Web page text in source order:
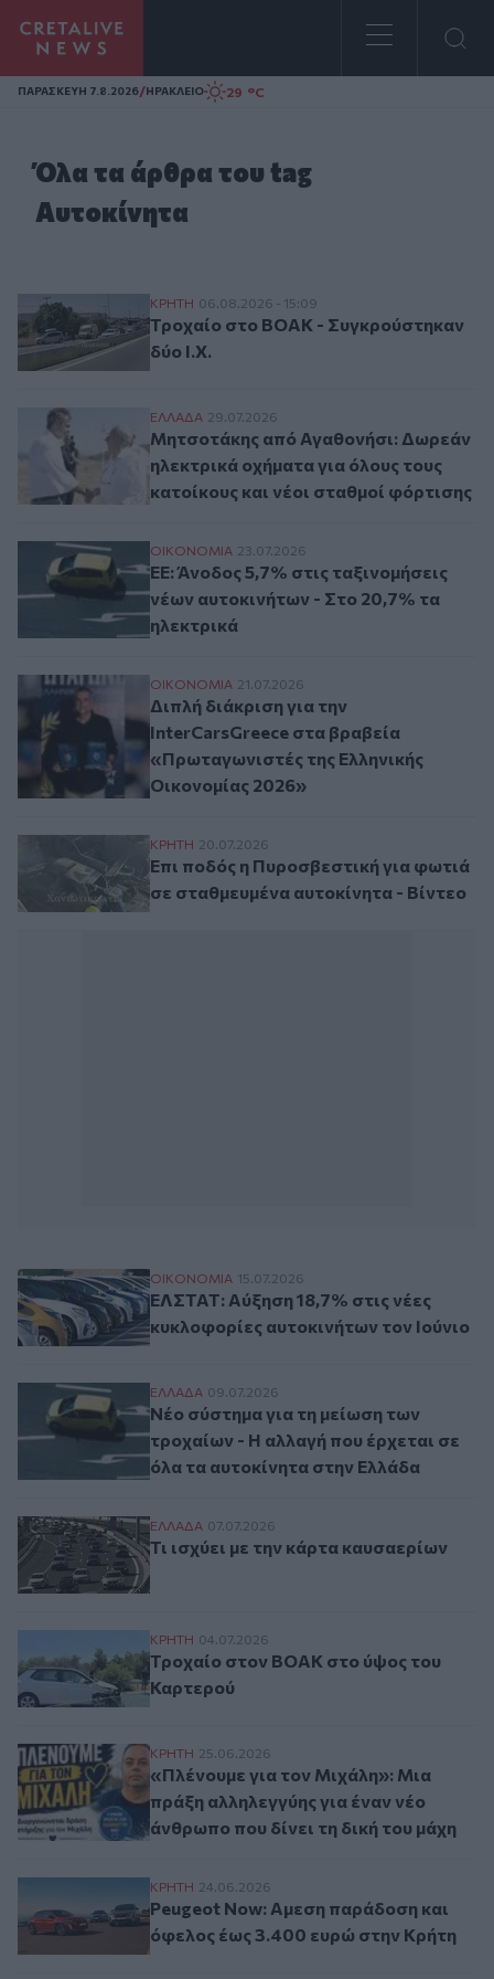
Homepage
ΠΑΡΑΣΚΕΥΗ 7.8.2026/ΗΡΑΚΛΕΙΟ 29 °C
Όλα τα άρθρα του tag
Αυτοκίνητα
Τροχαίο στο ΒΟΑΚ - Συγκρούστηκαν δύο
ΚΡΗΤΗ 06.08.2026 - 15:09
Τροχαίο στο ΒΟΑΚ - Συγκρούστηκαν
δύο Ι.Χ.
Μητσοτάκης από Αγαθονήσι: Δωρεάν
ΕΛΛAΔΑ 29.07.2026
Μητσοτάκης από Αγαθονήσι: Δωρεάν
ηλεκτρικά οχήματα για όλους τους
κατοίκους και νέοι σταθμοί φόρτισης
ΕΕ: Άνοδος 5,7% στις ταξινομήσεις νέων
ΟΙΚΟΝΟΜΙΑ 23.07.2026
ΕΕ: Άνοδος 5,7% στις ταξινομήσεις
νέων αυτοκινήτων - Στο 20,7% τα
ηλεκτρικά
Διπλή διάκριση για την InterCarsGreece
ΟΙΚΟΝΟΜΙΑ 21.07.2026
Διπλή διάκριση για την
InterCarsGreece στα βραβεία
«Πρωταγωνιστές της Ελληνικής
Οικονομίας 2026»
Επι ποδός η Πυροσβεστική για φωτιά σε
ΚΡΗΤΗ 20.07.2026
Επι ποδός η Πυροσβεστική για φωτιά
σε σταθμευμένα αυτοκίνητα - Βίντεο
ΕΛΣΤΑΤ: Αύξηση 18,7% στις νέες
ΟΙΚΟΝΟΜΙΑ 15.07.2026
ΕΛΣΤΑΤ: Αύξηση 18,7% στις νέες
κυκλοφορίες αυτοκινήτων τον Ιούνιο
Νέο σύστημα για τη μείωση των
ΕΛΛAΔΑ 09.07.2026
Νέο σύστημα για τη μείωση των
τροχαίων - Η αλλαγή που έρχεται σε
όλα τα αυτοκίνητα στην Ελλάδα
Τι ισχύει με την κάρτα καυσαερίων
ΕΛΛAΔΑ 07.07.2026
Τι ισχύει με την κάρτα καυσαερίων
Τροχαίο στον ΒΟΑΚ στο ύψος του
ΚΡΗΤΗ 04.07.2026
Τροχαίο στον ΒΟΑΚ στο ύψος του
Καρτερού
«Πλένουμε για τον Μιχάλη»: Μια πράξη
ΚΡΗΤΗ 25.06.2026
«Πλένουμε για τον Μιχάλη»: Μια
πράξη αλληλεγγύης για έναν νέο
άνθρωπο που δίνει τη δική του μάχη
Peugeot Now: Αμεση παράδοση και
ΚΡΗΤΗ 24.06.2026
Peugeot Now: Αμεση παράδοση και
όφελος έως 3.400 ευρώ στην Κρήτη